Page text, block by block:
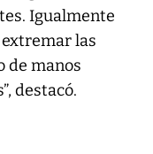
Igualmente
las
de manos
destacó.